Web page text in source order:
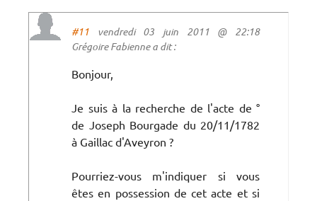
#11 vendredi 03 juin 2011 @ 22:18
Grégoire Fabienne a dit :
Bonjour,
Je suis à la recherche de l'acte de °
de Joseph Bourgade du 20/11/1782
à Gaillac d'Aveyron ?
Pourriez-vous m'indiquer si vous
êtes en possession de cet acte et si